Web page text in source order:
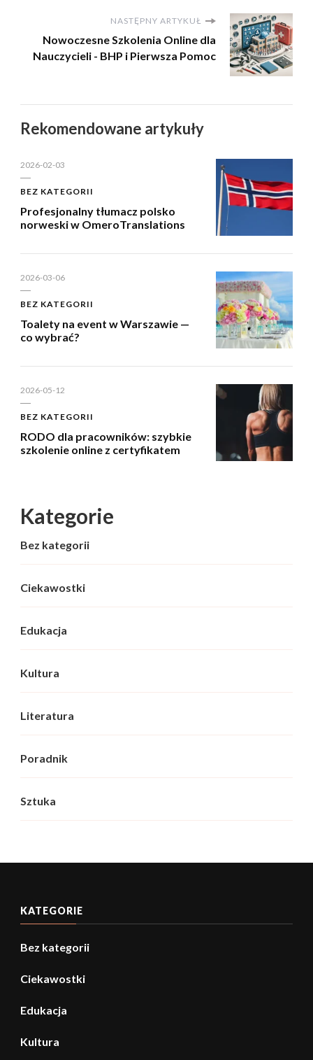
NASTĘPNY ARTYKUŁ
Nowoczesne Szkolenia Online dla
Nauczycieli - BHP i Pierwsza Pomoc
Rekomendowane artykuły
2026-02-03
BEZ KATEGORII
Profesjonalny tłumacz polsko
norweski w OmeroTranslations
2026-03-06
BEZ KATEGORII
Toalety na event w Warszawie —
co wybrać?
2026-05-12
BEZ KATEGORII
RODO dla pracowników: szybkie
szkolenie online z certyfikatem
Kategorie
Bez kategorii
Ciekawostki
Edukacja
Kultura
Literatura
Poradnik
Sztuka
KATEGORIE
Bez kategorii
Ciekawostki
Edukacja
Kultura